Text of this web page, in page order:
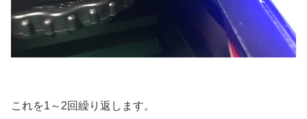
これを1～2回繰り返します。